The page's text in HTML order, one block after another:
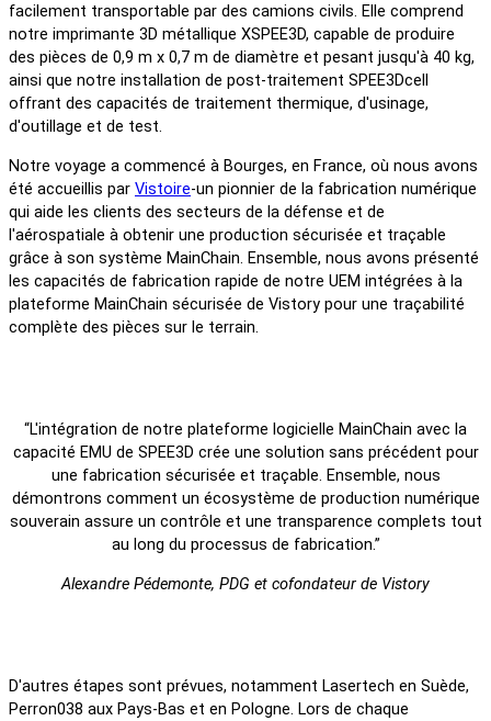
facilement transportable par des camions civils. Elle comprend
notre imprimante 3D métallique XSPEE3D, capable de produire
des pièces de 0,9 m x 0,7 m de diamètre et pesant jusqu'à 40 kg,
ainsi que notre installation de post-traitement SPEE3Dcell
offrant des capacités de traitement thermique, d'usinage,
d'outillage et de test.
Notre voyage a commencé à Bourges, en France, où nous avons
été accueillis par Vistoire-un pionnier de la fabrication numérique
qui aide les clients des secteurs de la défense et de
l'aérospatiale à obtenir une production sécurisée et traçable
grâce à son système MainChain. Ensemble, nous avons présenté
les capacités de fabrication rapide de notre UEM intégrées à la
plateforme MainChain sécurisée de Vistory pour une traçabilité
complète des pièces sur le terrain.
“L'intégration de notre plateforme logicielle MainChain avec la
capacité EMU de SPEE3D crée une solution sans précédent pour
une fabrication sécurisée et traçable. Ensemble, nous
démontrons comment un écosystème de production numérique
souverain assure un contrôle et une transparence complets tout
au long du processus de fabrication.”
Alexandre Pédemonte, PDG et cofondateur de Vistory
D'autres étapes sont prévues, notamment Lasertech en Suède,
Perron038 aux Pays-Bas et en Pologne. Lors de chaque